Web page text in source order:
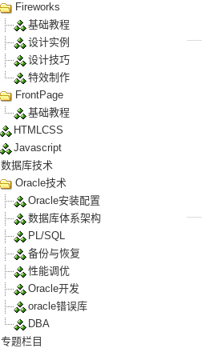
Fireworks
基础教程
设计实例
设计技巧
特效制作
FrontPage
基础教程
HTMLCSS
Javascript
数据库技术
Oracle技术
Oracle安装配置
数据库体系架构
PL/SQL
备份与恢复
性能调优
Oracle开发
oracle错误库
DBA
专题栏目